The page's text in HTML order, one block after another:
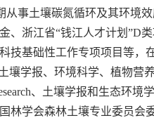
从事土壤碳氮循环及其环境
浙江省“钱江人才计划”D
基础性工作专项项目等，在
壤学报、环境科学、植物
、土壤学报和生态环
林学会森林土壤专业委员会委